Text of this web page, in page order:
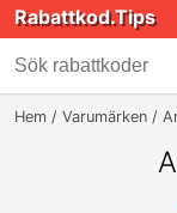
Rabattkod.Tips
Hem Varumärken